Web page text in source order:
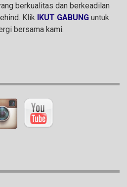
berkualitas dan berkeadilan
Klik IKUT GABUNG untuk
bersama kami.